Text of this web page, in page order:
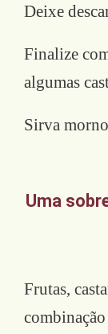
Deixe
Finalize
algumas
Sirva
Uma
Frutas,